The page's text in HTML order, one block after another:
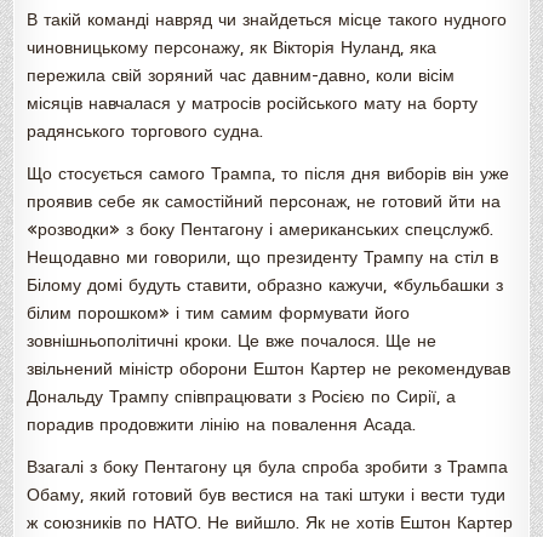
В такій команді навряд чи знайдеться місце такого нудного
чиновницькому персонажу, як Вікторія Нуланд, яка
пережила свій зоряний час давним-давно, коли вісім
місяців навчалася у матросів російського мату на борту
радянського торгового судна.
Що стосується самого Трампа, то після дня виборів він уже
проявив себе як самостійний персонаж, не готовий йти на
«розводки» з боку Пентагону і американських спецслужб.
Нещодавно ми говорили, що президенту Трампу на стіл в
Білому домі будуть ставити, образно кажучи, «бульбашки з
білим порошком» і тим самим формувати його
зовнішньополітичні кроки. Це вже почалося. Ще не
звільнений міністр оборони Ештон Картер не рекомендував
Дональду Трампу співпрацювати з Росією по Сирії, а
порадив продовжити лінію на повалення Асада.
Взагалі з боку Пентагону ця була спроба зробити з Трампа
Обаму, який готовий був вестися на такі штуки і вести туди
ж союзників по НАТО. Не вийшло. Як не хотів Ештон Картер